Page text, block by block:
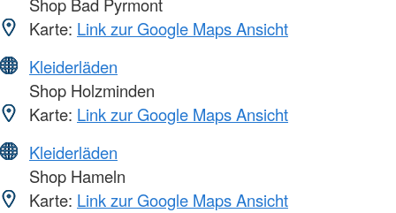
Karte: Link zur Google Maps Ansicht
Kleiderläden
Shop Holzminden
Karte: Link zur Google Maps Ansicht
Kleiderläden
Shop Hameln
Karte: Link zur Google Maps Ansicht